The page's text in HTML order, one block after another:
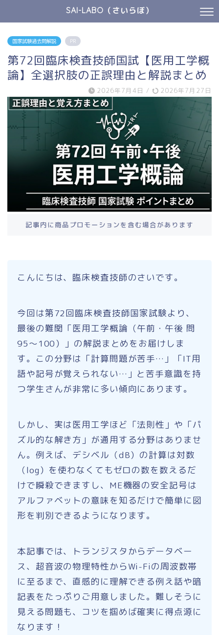
SAI-LABO（さいらぼ）
国家試験過去問解説 PR
第72回臨床検査技師国試【医用工学概
論】全選択肢の正誤理由と解説まとめ
2026年7月4日 / 2026年7月27日
記事内に商品プロモーションを含む場合があります
こんにちは、臨床検査技師のさいです。
今回は第72回臨床検査技師国家試験より、
最後の難関「医用工学概論（午前・午後 問
95〜100）」の解説まとめをお届けしま
す。この分野は「計算問題が苦手…」「IT用
語や記号が覚えられない…」と苦手意識を持
つ学生さんが非常に多い傾向にあります。
しかし、実は医用工学ほど「法則性」や「パ
ズル的な解き方」が通用する分野はありませ
ん。例えば、デシベル（dB）の計算は対数
（log）を使わなくてもゼロの数を数えるだ
けで瞬殺できますし、ME機器の安全記号は
アルファベットの意味を知るだけで簡単に図
形を判別できるようになります。
本記事では、トランジスタからデータベー
ス、超音波の物理特性からWi-Fiの周波数帯
に至るまで、直感的に理解できる例え話や暗
記表をたっぷりご用意しました。難しそうに
見える問題も、コツを掴めば確実に得点源に
なります！